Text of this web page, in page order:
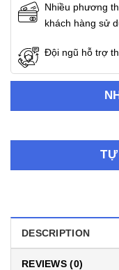
Nhiều phương
khách hàng sử
Đội ngũ hỗ trợ
DESCRIPTION
REVIEWS (0)